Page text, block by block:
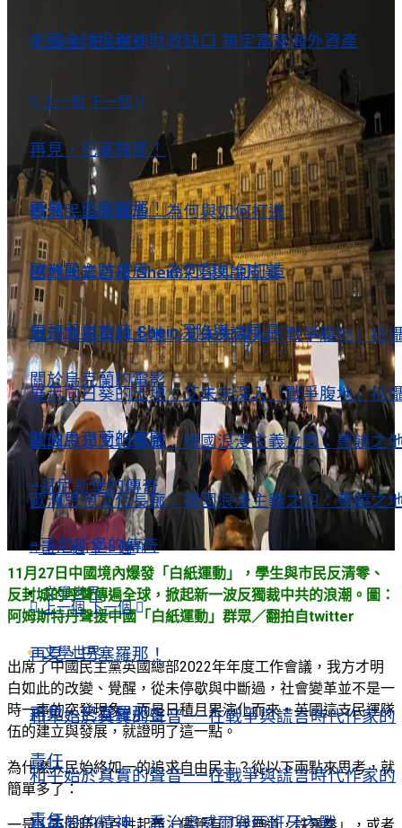
上一個 下一個
再見，巴塞羅那！
歐洲民主防護盾 為何與如何打造
巴黎開業首日 Shein深陷輿論風暴
展示向日葵的土地：艾未未深入「戰爭腹地」拍
關於烏克蘭的電影
歐洲思想文化長廊：德國浪漫主義之四：豐饒之
–哥尼斯堡的傳奇
上一個 下一個
文學世界
再見，巴塞羅那！
和平始於真實的聲音——在戰爭與謊言時代作家的
責任
水晶般的精神：喬治奧威爾與西班牙內戰
中國全球追稅補財政缺口 鎖定富豪海外資產
上一個 下一個
歐洲風情
再見，巴塞羅那！
歐洲民主防護盾 為何與如何打造
巴黎開業首日 Shein深陷輿論風暴
展示向日葵的土地：艾未未深入「戰爭腹地」拍
關於烏克蘭的電影
歐洲思想文化長廊：德國浪漫主義之四：豐饒之
–哥尼斯堡的傳奇
上一個 下一個
文學世界
再見，巴塞羅那！
和平始於真實的聲音——在戰爭與謊言時代作家的
責任
11月27日中國境內爆發「白紙運動」，學生與市民反清零、
反封城的呼聲傳遍全球，掀起新一波反獨裁中共的浪潮。圖：
阿姆斯特丹聲援中國「白紙運動」群眾／翻拍自twitter
出席了中國民主黨英國總部2022年年度工作會議，我方才明
白如此的改變、覺醒，從未停歇與中斷過，社會變革並不是一
時一事的突發現象，而是日積月累演化而來，英國這支民運隊
伍的建立與發展，就證明了這一點。
為什麽人民始終如一的追求自由民主？從以下兩點來思考，就
簡單多了：